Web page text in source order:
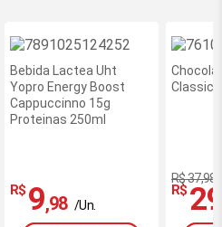
Bebida Lactea Uht
Yopro Energy Boost
Cappuccinno 15g
Proteinas 250ml
R$ 9,98 /Un.
Classic
R$ 37,98
R$